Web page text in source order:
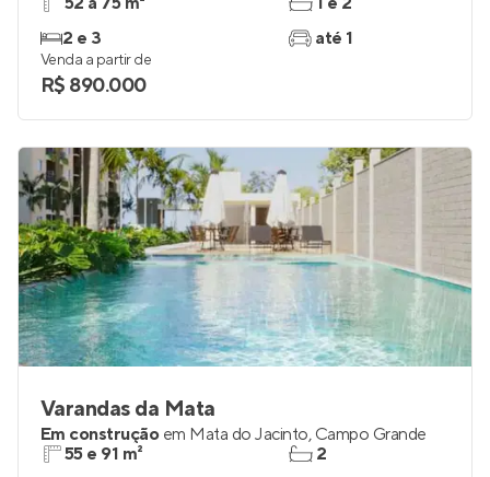
2 e 3
até 1
Venda a partir de
R$ 890.000
Varandas da Mata
Em construção em Mata do Jacinto, Campo Grande
55 e 91 m²
2